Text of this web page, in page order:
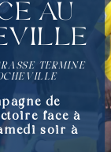
au
TERMINE
de
face à
soir à